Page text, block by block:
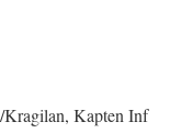
Kapten Inf